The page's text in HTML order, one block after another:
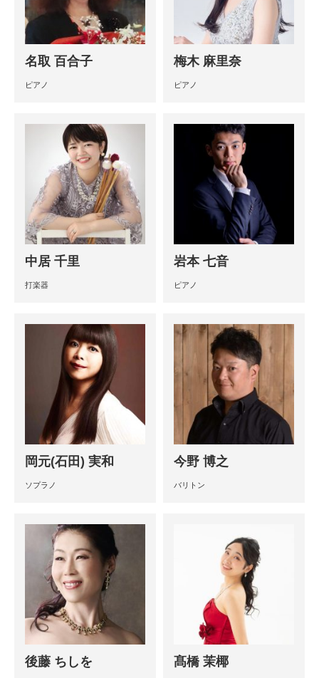
名取 百合子
ピアノ
梅木 麻里奈
ピアノ
中居 千里
打楽器
岩本 七音
ピアノ
岡元(石田) 実和
ソプラノ
今野 博之
バリトン
後藤 ちしを 髙橋 茉椰